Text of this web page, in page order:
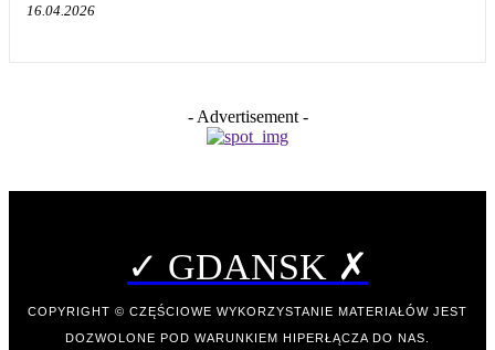
16.04.2026
- Advertisement -
✓ GDANSK ✗
COPYRIGHT © CZĘŚCIOWE WYKORZYSTANIE MATERIAŁÓW JEST
DOZWOLONE POD WARUNKIEM HIPERŁĄCZA DO NAS.